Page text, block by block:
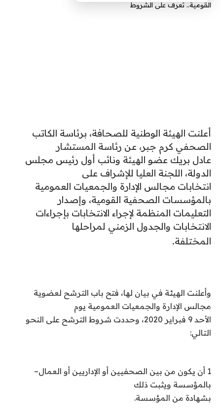
أعلنت الهيئة الوطنية للصحافة، برئاسة الكاتب
الصحفي كرم جبر، عن رئاسة المستشار
عادل بريك عضو الهيئة ونائب أول رئيس مجلس
الدولة، اللجنة العليا للإشراف على
انتخابات مجالس الإدارة والجمعيات العمومية
بالمؤسسات الصحفية القومية، وإصدار
التعليمات المنظمة لإجراء الانتخابات بإجراءات
الانتخابات والجدول الزمني لمراحلها
المختلفة.
وأعلنت الهيئة في بيان لها، فتح باب الترشح لعضوية
مجالس الإدارة والجمعيات العمومية يوم
الأحد 9 فبراير 2020، وحددت شروط الترشح على النحو
التالي:
1
–أن يكون من بين الصحفيين أو الإداريين أو العمال
بالمؤسسة ويثبت ذلك
بشهادة من المؤسسة.